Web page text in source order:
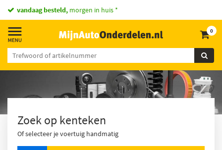
vandaag besteld, morgen in huis *
0
Zoek op kenteken
Of selecteer je voertuig handmatig